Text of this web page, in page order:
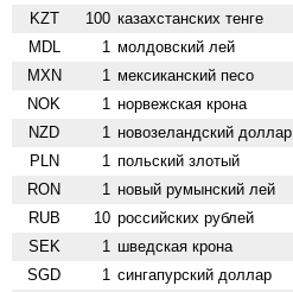
KZT 100 казахстанских тенге
MDL 1 молдовский лей
MXN 1 мексиканский песо
NOK 1 норвежская крона
NZD 1 ново­зеландский доллар
PLN 1 польский злотый
RON 1 новый румынский лей
RUB 10 российских рублей
SEK 1 шведская крона
SGD 1 сингапурский доллар